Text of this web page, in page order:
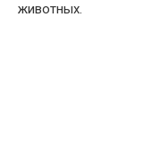
животных.